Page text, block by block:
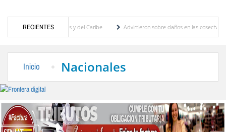
RECIENTES
Centroamericanos y del Caribe
Advirtieron sobre daños en las cosechas de los
Inicio Nacionales